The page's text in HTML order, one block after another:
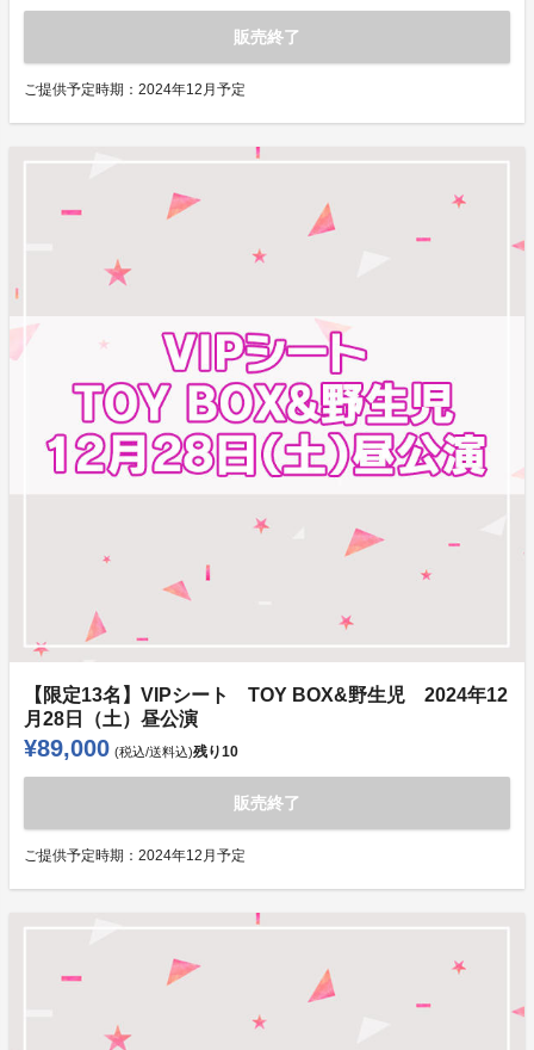
販売終了
ご提供予定時期： 2024年12月予定
【限定13名】VIPシート TOY BOX&野生児 2024年12
月28日（土）昼公演
¥89,000 (税込/送料込)残り10
販売終了
ご提供予定時期： 2024年12月予定